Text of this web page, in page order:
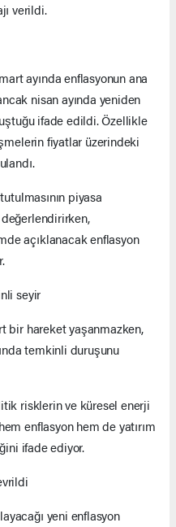
verildi.
ayında enflasyonun ana
nisan ayında yeniden
ifade edildi. Özellikle
fiyatlar üzerindeki
piyasa
açıklanacak enflasyon
seyir
bir hareket yaşanmazken,
temkinli duruşunu
risklerin ve küresel enerji
enflasyon hem de yatırım
ifade ediyor.
yeni enflasyon